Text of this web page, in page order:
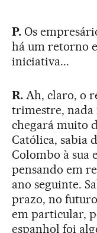
P.Os
há um retorno
iniciativa...
R.Ah, claro, o
trimestre, nada
chegará muito
Católica, sabia
Colombo à sua
pensando em
ano seguinte.
prazo, no futuro
em particular,
espanhol foi